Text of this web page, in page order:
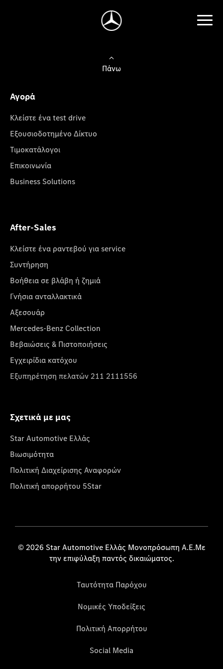
Πάνω
Αγορά
Κλείστε ένα test drive
Εξουσιοδοτημένο Δίκτυο
Τιμοκατάλογοι
Επικοινωνία
Business Solutions
After-Sales
Κλείστε ένα ραντεβού για service
Συντήρηση
Βοήθεια σε βλάβη ή ζημιά
Γνήσια ανταλλακτικά
Αξεσουάρ
Mercedes-Benz Collection
Βεβαιώσεις & Πιστοποιήσεις
Εγχειρίδια κατόχου
Εξυπηρέτηση πελατών 211 2111556
Σχετικά με μας
Star Automotive Ελλάς
Βιωσιμότητα
Πολιτική Διαχείρισης Αναφορών
Πολιτική απορρήτου 5Star
© 2026 Star Automotive Ελλάς Μονοπρόσωπη Α.Ε.Με
την επιφύλαξη παντός δικαιώματος.
Ταυτότητα Παρόχου
Νομικές Υποδείξεις
Πολιτική Απορρήτου
Social Media